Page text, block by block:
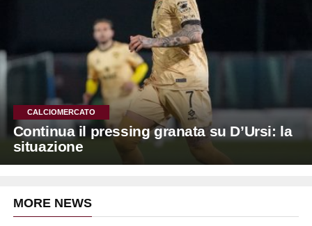
CALCIOMERCATO
Continua il pressing granata su D’Ursi: la
situazione
MORE NEWS